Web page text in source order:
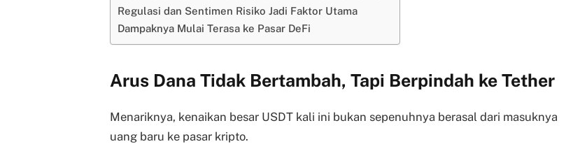
Regulasi dan Sentimen Risiko Jadi Faktor Utama
Dampaknya Mulai Terasa ke Pasar DeFi
Arus Dana Tidak Bertambah, Tapi Berpindah ke Tether
Menariknya, kenaikan besar USDT kali ini bukan sepenuhnya berasal dari masuknya
uang baru ke pasar kripto.